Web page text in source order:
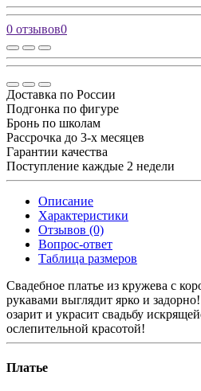
0 отзывов0
Доставка по России
Подгонка по фигуре
Бронь по школам
Рассрочка до 3-х месяцев
Гарантии качества
Поступление каждые 2 недели
Описание
Характеристики
Отзывов (0)
Вопрос-ответ
Таблица размеров
Свадебное платье из кружева с
рукавами выглядит ярко и
озарит и украсит свадьбу
ослепительной красотой!
Платье